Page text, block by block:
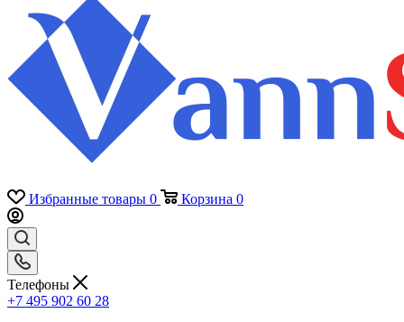
Избранные товары 0 Корзина 0
Телефоны
+7 495 902 60 28